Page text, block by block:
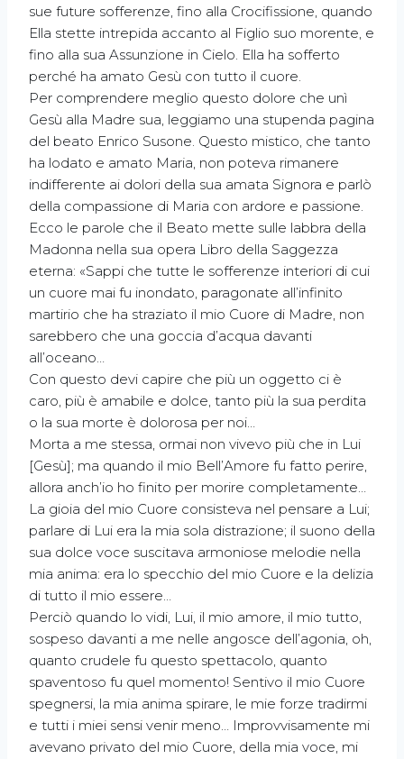
sue future sofferenze, fino alla Crocifissione, quando
Ella stette intrepida accanto al Figlio suo morente, e
fino alla sua Assunzione in Cielo. Ella ha sofferto
perché ha amato Gesù con tutto il cuore.
Per comprendere meglio questo dolore che unì
Gesù alla Madre sua, leggiamo una stupenda pagina
del beato Enrico Susone. Questo mistico, che tanto
ha lodato e amato Maria, non poteva rimanere
indifferente ai dolori della sua amata Signora e parlò
della compassione di Maria con ardore e passione.
Ecco le parole che il Beato mette sulle labbra della
Madonna nella sua opera Libro della Saggezza
eterna: «Sappi che tutte le sofferenze interiori di cui
un cuore mai fu inondato, paragonate all’infinito
martirio che ha straziato il mio Cuore di Madre, non
sarebbero che una goccia d’acqua davanti
all’oceano…
Con questo devi capire che più un oggetto ci è
caro, più è amabile e dolce, tanto più la sua perdita
o la sua morte è dolorosa per noi…
Morta a me stessa, ormai non vivevo più che in Lui
[Gesù]; ma quando il mio Bell’Amore fu fatto perire,
allora anch’io ho finito per morire completamente…
La gioia del mio Cuore consisteva nel pensare a Lui;
parlare di Lui era la mia sola distrazione; il suono della
sua dolce voce suscitava armoniose melodie nella
mia anima: era lo specchio del mio Cuore e la delizia
di tutto il mio essere…
Perciò quando lo vidi, Lui, il mio amore, il mio tutto,
sospeso davanti a me nelle angosce dell’agonia, oh,
quanto crudele fu questo spettacolo, quanto
spaventoso fu quel momento! Sentivo il mio Cuore
spegnersi, la mia anima spirare, le mie forze tradirmi
e tutti i miei sensi venir meno… Improvvisamente mi
avevano privato del mio Cuore, della mia voce, mi